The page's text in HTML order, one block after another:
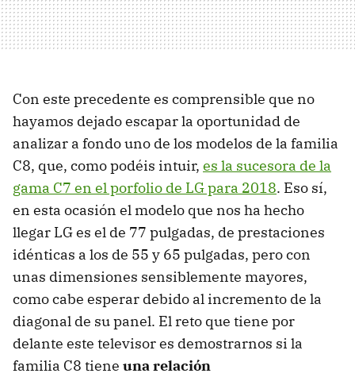
Con este precedente es comprensible que no
hayamos dejado escapar la oportunidad de
analizar a fondo uno de los modelos de la familia
C8, que, como podéis intuir, es la sucesora de la
gama C7 en el porfolio de LG para 2018. Eso sí,
en esta ocasión el modelo que nos ha hecho
llegar LG es el de 77 pulgadas, de prestaciones
idénticas a los de 55 y 65 pulgadas, pero con
unas dimensiones sensiblemente mayores,
como cabe esperar debido al incremento de la
diagonal de su panel. El reto que tiene por
delante este televisor es demostrarnos si la
familia C8 tiene una relación